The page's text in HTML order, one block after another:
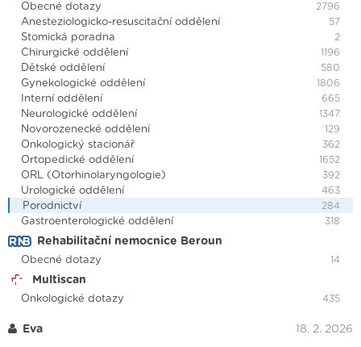
Obecné dotazy 2796
Anesteziologicko-resuscitační oddělení 57
Stomická poradna 2
Chirurgické oddělení 1196
Dětské oddělení 580
Gynekologické oddělení 1806
Interní oddělení 665
Neurologické oddělení 1347
Novorozenecké oddělení 129
Onkologický stacionář 362
Ortopedické oddělení 1652
ORL (Otorhinolaryngologie) 392
Urologické oddělení 463
Porodnictví 284
Gastroenterologické oddělení 318
Rehabilitační nemocnice Beroun
Obecné dotazy 14
Multiscan
Onkologické dotazy 435
Eva 18. 2. 2026